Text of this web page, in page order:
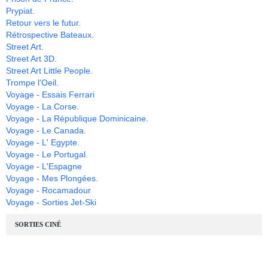
Prypiat.
Retour vers le futur.
Rétrospective Bateaux.
Street Art.
Street Art 3D.
Street Art Little People.
Trompe l'Oeil.
Voyage - Essais Ferrari
Voyage - La Corse.
Voyage - La République Dominicaine.
Voyage - Le Canada.
Voyage - L' Egypte.
Voyage - Le Portugal.
Voyage - L'Espagne
Voyage - Mes Plongées.
Voyage - Rocamadour
Voyage - Sorties Jet-Ski
SORTIES CINÉ